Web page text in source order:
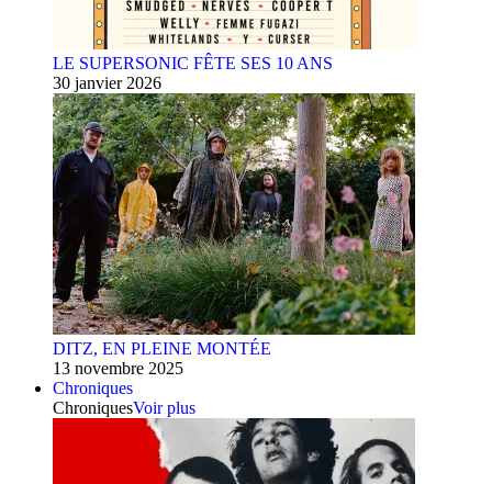
LE SUPERSONIC FÊTE SES 10 ANS
30 janvier 2026
DITZ, EN PLEINE MONTÉE
13 novembre 2025
Chroniques
ChroniquesVoir plus